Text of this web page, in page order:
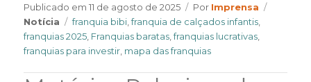
Publicado em11 de agosto de 2025 Por Author
Imprensa
Notícia
Tags
franquia bibi ,franquia de calçados infantis
franquias 2025 Franquias baratas ,franquias lucrativas
franquias para investir mapa das franquias